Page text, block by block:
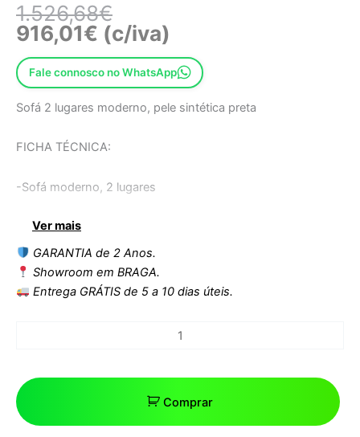
1.526,68€
916,01€ (c/iva)
Fale connosco no WhatsApp
Sofá 2 lugares moderno, pele sintética preta
FICHA TÉCNICA:
-Sofá moderno, 2 lugares
-Interior com estrutura de madeira e espuma de alta
densidade.
-Pernas metálicas com acabamento dourado
-Outras cores disponíveis
Ver mais
GARANTIA de 2 Anos.
Showroom em BRAGA.
Entrega GRÁTIS de 5 a 10 dias úteis.
Comprar